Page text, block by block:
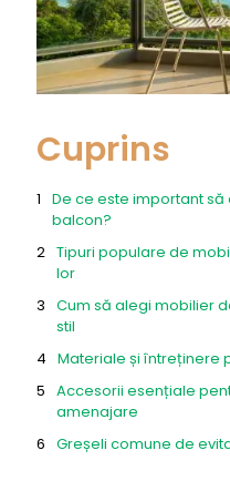
Cuprins
De ce este important
balcon?
Tipuri populare de
lor
Cum să alegi mobilier
stil
Materiale și întreținere
Accesorii esențiale
amenajare
Greșeli comune de